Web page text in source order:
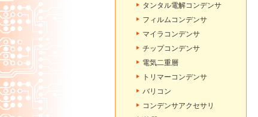
タンタル電解コンデンサ
フィルムコンデンサ
マイラコンデンサ
チップコンデンサ
電気二重層
トリマーコンデンサ
バリコン
コンデンサアクセサリ